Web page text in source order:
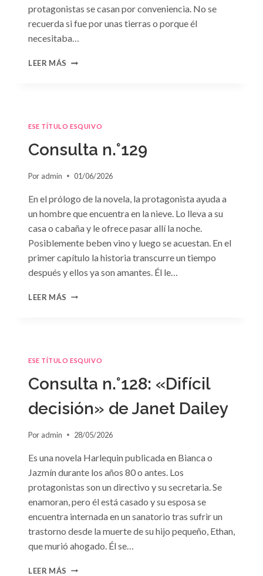
protagonistas se casan por conveniencia. No se
recuerda si fue por unas tierras o porque él
necesitaba…
LEER MÁS CONSULTA
ESE TÍTULO ESQUIVO
Consulta n.°129
Por admin 01/06/2026
En el prólogo de la novela, la protagonista ayuda a
un hombre que encuentra en la nieve. Lo lleva a su
casa o cabaña y le ofrece pasar allí la noche.
Posiblemente beben vino y luego se acuestan. En el
primer capítulo la historia transcurre un tiempo
después y ellos ya son amantes. Él le…
LEER MÁS CONSULTA
ESE TÍTULO ESQUIVO
Consulta n.°128: «Difícil
decisión» de Janet Dailey
Por admin 28/05/2026
Es una novela Harlequin publicada en Bianca o
Jazmín durante los años 80 o antes. Los
protagonistas son un directivo y su secretaria. Se
enamoran, pero él está casado y su esposa se
encuentra internada en un sanatorio tras sufrir un
trastorno desde la muerte de su hijo pequeño, Ethan,
que murió ahogado. Él se…
LEER MÁS CONSULTA